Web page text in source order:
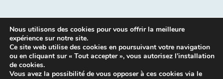
Nous utilisons des cookies pour vous offrir la meilleure
expérience sur notre site.
Ce site web utilise des cookies en poursuivant votre navigation
ou en cliquant sur « Tout accepter », vous autorisez l’installation
de cookies.
Vous avez la possibilité de vous opposer à ces cookies via le